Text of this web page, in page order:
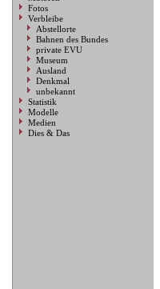
Fotos
Verbleibe
Abstellorte
Bahnen des Bundes
private EVU
Museum
Ausland
Denkmal
unbekannt
Statistik
Modelle
Medien
Dies & Das